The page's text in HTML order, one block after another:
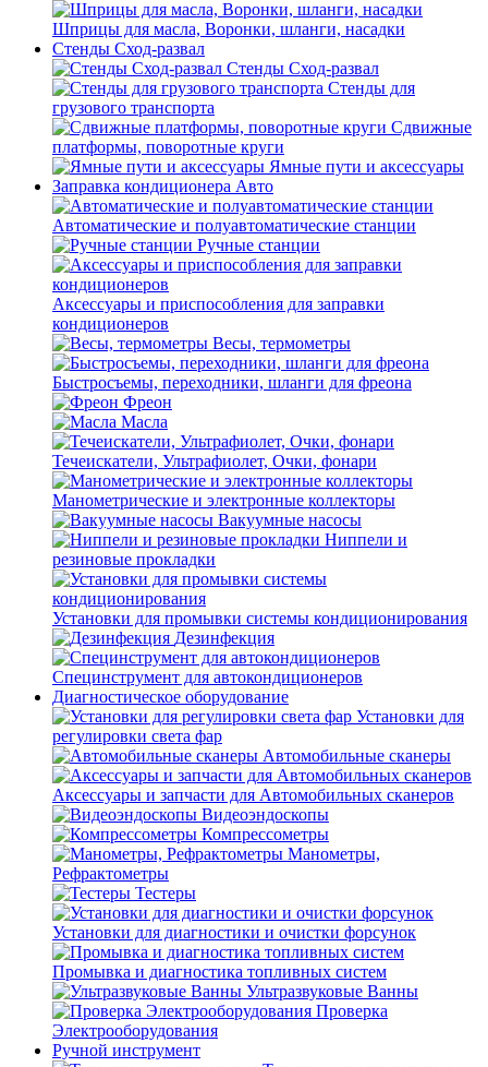
Шприцы для масла, Воронки, шланги, насадки
Стенды Сход-развал
Стенды Сход-развал
Стенды для
грузового транспорта
Сдвижные
платформы, поворотные круги
Ямные пути и аксессуары
Заправка кондиционера Авто
Автоматические и полуавтоматические станции
Ручные станции
Аксессуары и приспособления для заправки
кондиционеров
Весы, термометры
Быстросъемы, переходники, шланги для фреона
Фреон
Масла
Течеискатели, Ультрафиолет, Очки, фонари
Манометрические и электронные коллекторы
Вакуумные насосы
Ниппели и
резиновые прокладки
Установки для промывки системы кондиционирования
Дезинфекция
Специнструмент для автокондиционеров
Диагностическое оборудование
Установки для
регулировки света фар
Автомобильные сканеры
Аксессуары и запчасти для Автомобильных сканеров
Видеоэндоскопы
Компрессометры
Манометры,
Рефрактометры
Тестеры
Установки для диагностики и очистки форсунок
Промывка и диагностика топливных систем
Ультразвуковые Ванны
Проверка
Электрооборудования
Ручной инструмент